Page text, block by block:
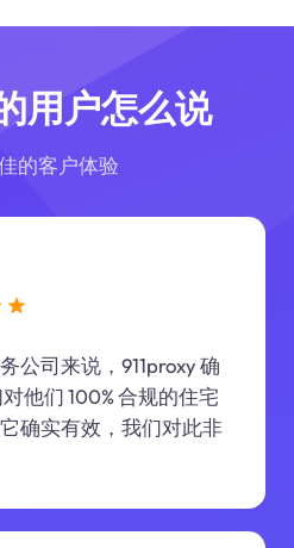
用户怎么说
的客户体验
公司来说，911proxy 确
他们 100% 合规的住宅
确实有效，我们对此非